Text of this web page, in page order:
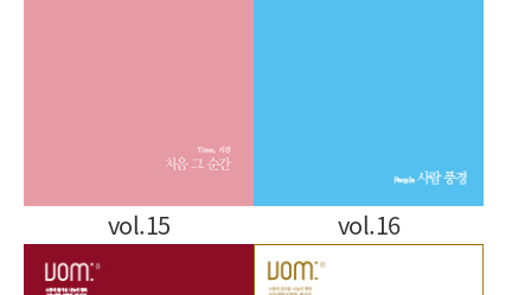
vol.15 vol.16